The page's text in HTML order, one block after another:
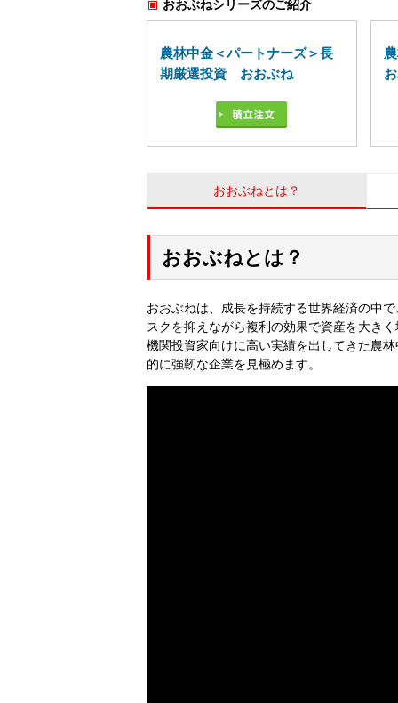
おおぶねシリーズのご紹介
農林中金＜パートナーズ＞長
期厳選投資 おおぶね
おおぶねとは？
おおぶねとは？
おおぶねは、成長を持続する世界経済の中
スクを抑えながら複利の効果で資産を大き
機関投資家向けに高い実績を出してきた農
的に強靭な企業を見極めます。